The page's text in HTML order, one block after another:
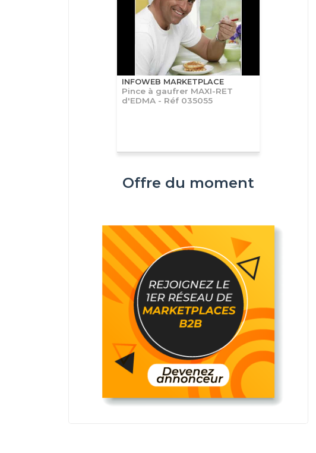
INFOWEB MARKETPLACE
Pince à gaufrer MAXI-RET
d'EDMA - Réf 035055
Offre du moment